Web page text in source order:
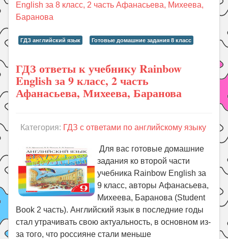
English за 8 класс, 2 часть Афанасьева, Михеева,
Баранова
ГДЗ английский язык Готовые домашние задания 8 класс
ГДЗ ответы к учебнику Rainbow
English за 9 класс, 2 часть
Афанасьева, Михеева, Баранова
Категория: ГДЗ с ответами по английскому языку
Для вас готовые домашние
задания ко второй части
учебника Rainbow English за
9 класс, авторы Афанасьева,
Михеева, Баранова (Student
Book 2 часть). Английский язык в последние годы
стал утрачивать свою актуальность, в основном из-
за того, что россияне стали меньше